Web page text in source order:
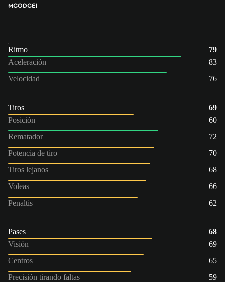
MCODCEI
Ritmo
79
Aceleración
83
Velocidad
76
Tiros
69
Posición
60
Rematador
72
Potencia de tiro
70
Tiros lejanos
68
Voleas
66
Penaltis
62
Pases
68
Visión
69
Centros
65
Precisión tirando faltas
59